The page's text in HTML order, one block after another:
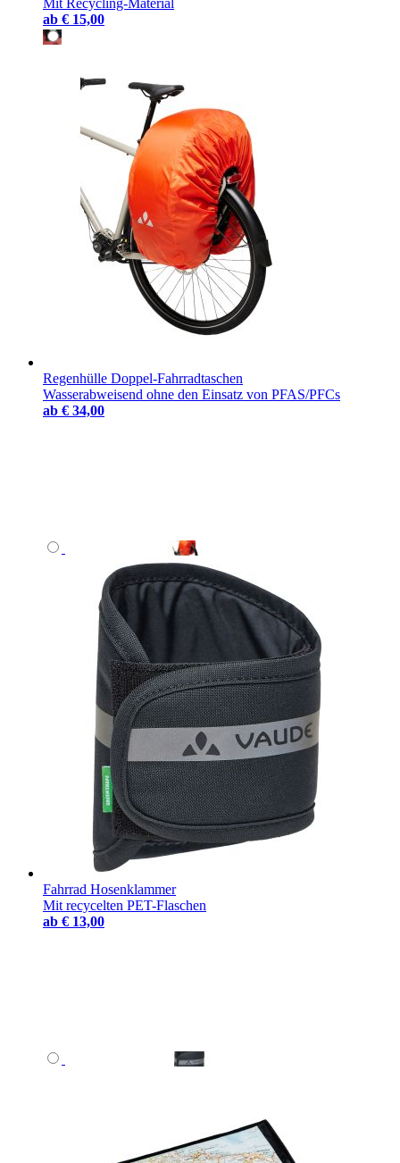
ab € 15,00
Regenhülle Doppel-Fahrradtaschen
Wasserabweisend ohne den Einsatz von PFAS/PFCs
ab € 34,00
Fahrrad Hosenklammer
Mit recycelten PET-Flaschen
ab € 13,00